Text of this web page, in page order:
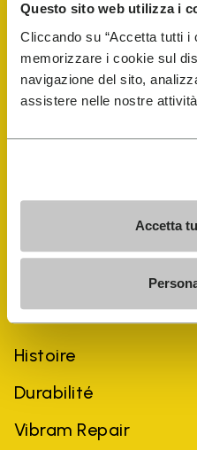
Questo sito web utilizza i
Cliccando su “Accetta tutti i
memorizzare i cookie sul
navigazione del sito,
assistere nelle nostre
Accetta
E-SHOP
Trouver un
Store Locator
ENTREPRISE
Histoire
Durabilité
Vibram Repair